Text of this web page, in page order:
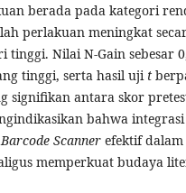
berada pada kategori
perlakuan meningkat
tinggi. Nilai N-Gain sebesar
tinggi, serta hasil uji t
signifikan antara skor
bahwa
Scanner efektif
memperkuat budaya